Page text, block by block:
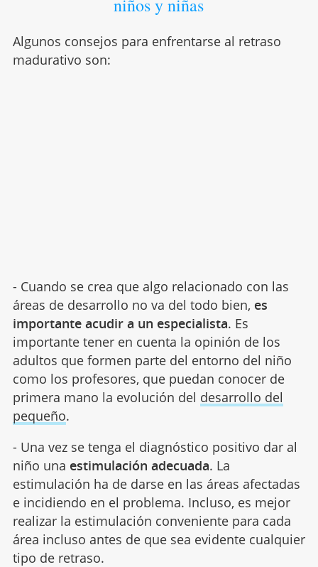
niños y niñas
Algunos consejos para enfrentarse al retraso
madurativo son:
- Cuando se crea que algo relacionado con las
áreas de desarrollo no va del todo bien, es
importante acudir a un especialista. Es
importante tener en cuenta la opinión de los
adultos que formen parte del entorno del niño
como los profesores, que puedan conocer de
primera mano la evolución del desarrollo del
pequeño.
- Una vez se tenga el diagnóstico positivo dar al
niño una estimulación adecuada. La
estimulación ha de darse en las áreas afectadas
e incidiendo en el problema. Incluso, es mejor
realizar la estimulación conveniente para cada
área incluso antes de que sea evidente cualquier
tipo de retraso.